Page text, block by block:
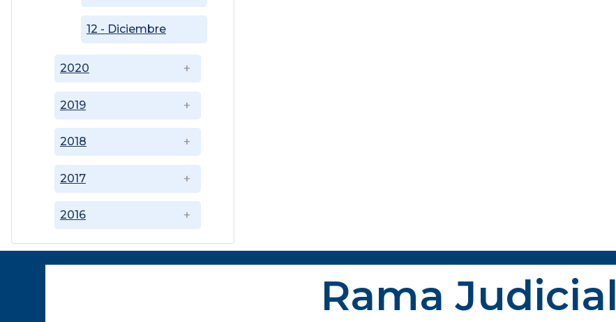
2016
2017
2018
2019
2020
12 - Diciembre
Rama Judicial